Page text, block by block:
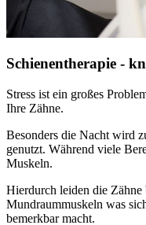
Schienentherapie -
Stress ist ein großes
Ihre Zähne.
Besonders die Nacht wird
genutzt. Während viele
Muskeln.
Hierdurch leiden die Zähne
Mundraummuskeln was
bemerkbar macht.